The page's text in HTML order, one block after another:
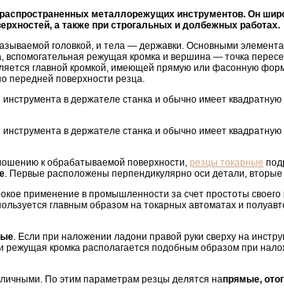
металлорежущих инструментов. Он
а также при строгальных и долбежных работах.
головкой, и тела — державки. Основными
вспомогательная режущая кромка и вершина — точка
главной кромкой, имеющей прямую или фасонную
передней поверхности резца.
в держателе станка и обычно имеет
в держателе станка и обычно имеет
к обрабатываемой поверхности, резцы токарные
. Первые расположены перпендикулярно оси детали,
применение в промышленности за счет простоты своего
главным образом на токарных автоматах и
. Если при наложении ладони правой руки сверху на
кромка располагается подобным образом при
По этим параметрам резцы делятся напрямые,